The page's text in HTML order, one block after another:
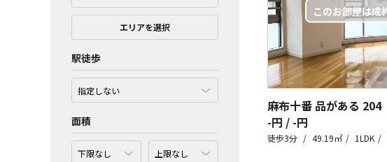
エリアを選択
駅徒歩
面積
麻布十番 品がある 204
-円 / -円
徒歩3分 49.19㎡ 1LDK